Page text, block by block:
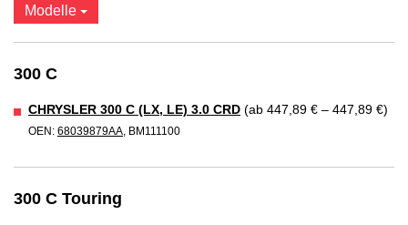
Modelle
300 C
CHRYSLER 300 C (LX, LE) 3.0 CRD (ab 447,89 € – 447,89 €)
OEN: 68039879AA, BM111100
300 C Touring